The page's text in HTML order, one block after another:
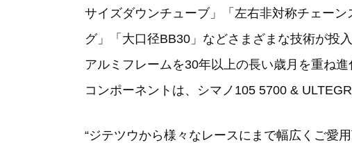
サイズダウンチューブ」「左右非対称チェー
グ」「大口径BB30」などさまざまな技術が投
アルミフレームを30年以上の長い歳月を重ね
コンポーネントは、シマノ105 5700 &
“ジテツウから様々なレースにまで幅広くご愛